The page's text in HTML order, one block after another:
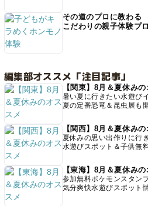
その道のプロに教わる
こだわりの親子体験プ
編集部オススメ「注目記事」
【関東】8月＆夏休みの
暑い夏に行きたい水遊び
夏の定番恐竜＆昆虫展も
【関西】8月＆夏休みの
夏休みの思い出作りに行
水遊びスポット＆子供無
【東海】8月＆夏休みの
参加無料ポケモンスタン
気分爽快水遊びスポット